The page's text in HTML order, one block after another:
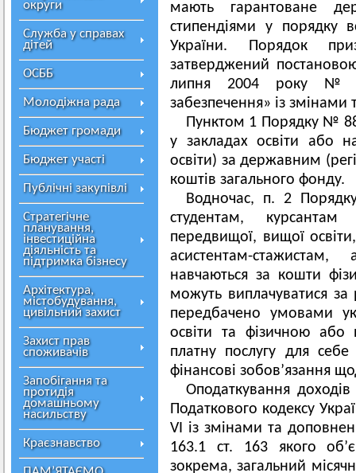
округи
Служба у справах
дітей
ОСББ
Молодіжна рада
Бюджет громади
Бюджет участі
Публічні закупівлі
Стратегічне
планування,
інвестиційна
діяльність та
підтримка бізнесу
Архітектура,
містобудування,
цивільний захист
Захист прав
споживачів
Запобігання та
протидія
домашньому
насильству
Краєзнавство
мають гарантоване
стипендіями у порядку
України. Порядок
затверджений
липня 2004 року №
забезпечення» із
Пунктом 1 Порядку №
у закладах освіти або
освіти) за державним
коштів загального фонду.
Водночас, п. 2
студентам, курсантам
передвищої, вищої
асистентам-
навчаються за кошти
можуть виплачуватися
передбачено умовами
освіти та фізичною
платну послугу для
фінансові зобов’язання
Оподаткування
Податкового кодексу
VІ із змінами та
163.1 ст. 163 якого
зокрема, загальний